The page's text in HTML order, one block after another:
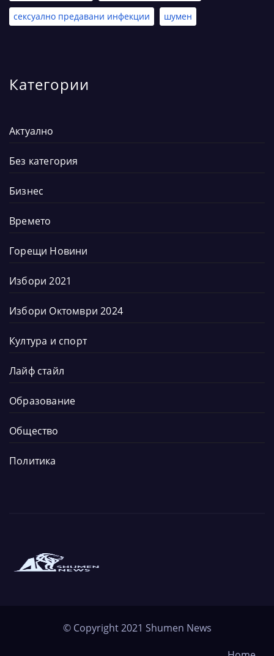
сексуално предавани инфекции шумен
Категории
Актуално
Без категория
Бизнес
Времето
Горещи Новини
Избори 2021
Избори Октомври 2024
Култура и спорт
Лайф стайл
Образование
Общество
Политика
© Copyright 2021 Shumen News